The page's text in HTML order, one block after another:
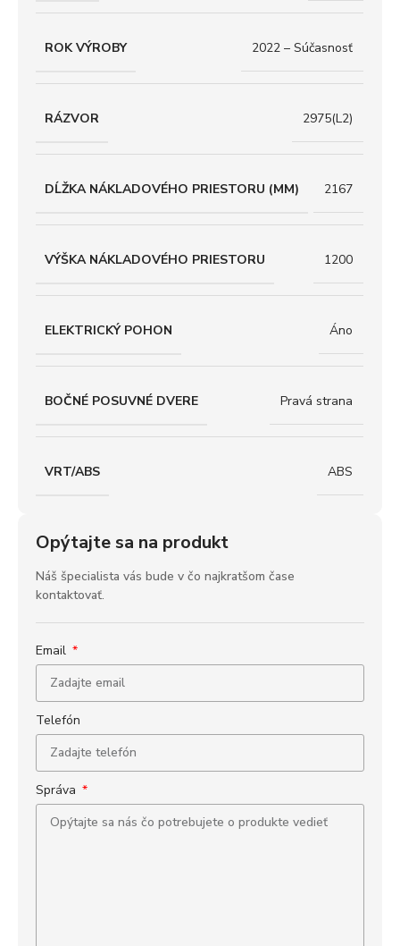
ROK VÝROBY 2022 – Súčasnosť
RÁZVOR 2975(L2)
DĹŽKA NÁKLADOVÉHO PRIESTORU (MM) 2167
VÝŠKA NÁKLADOVÉHO PRIESTORU 1200
ELEKTRICKÝ POHON Áno
BOČNÉ POSUVNÉ DVERE Pravá strana
VRT/ABS ABS
Opýtajte sa na produkt
Náš špecialista vás bude v čo najkratšom čase
kontaktovať.
Email
Telefón
Správa